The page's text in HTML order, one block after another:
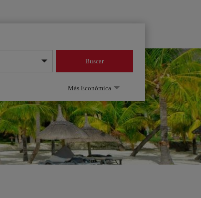
Buscar
Más Económica